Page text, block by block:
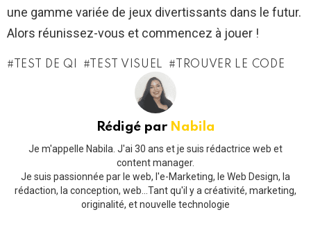
une gamme variée de jeux divertissants dans le futur.
Alors réunissez-vous et commencez à jouer !
TEST DE QI TEST VISUEL TROUVER LE CODE
Rédigé par Nabila
Je m'appelle Nabila. J'ai 30 ans et je suis rédactrice web et
content manager.
Je suis passionnée par le web, l'e-Marketing, le Web Design, la
rédaction, la conception, web...Tant qu'il y a créativité, marketing,
originalité, et nouvelle technologie